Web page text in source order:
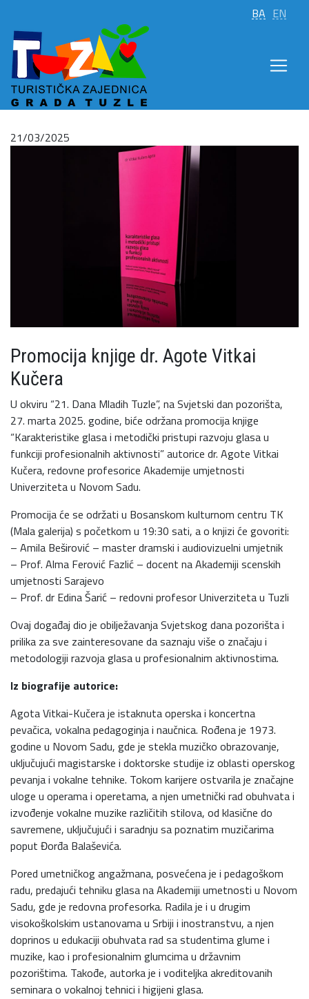
BA EN
21/03/2025
Promocija knjige dr. Agote Vitkai
Kučera
U okviru “21. Dana Mladih Tuzle”, na Svjetski dan pozorišta,
27. marta 2025. godine, biće održana promocija knjige
“Karakteristike glasa i metodički pristupi razvoju glasa u
funkciji profesionalnih aktivnosti” autorice dr. Agote Vitkai
Kučera, redovne profesorice Akademije umjetnosti
Univerziteta u Novom Sadu.
Promocija će se održati u Bosanskom kulturnom centru TK
(Mala galerija) s početkom u 19:30 sati, a o knjizi će govoriti:
– Amila Beširović – master dramski i audiovizuelni umjetnik
– Prof. Alma Ferović Fazlić – docent na Akademiji scenskih
umjetnosti Sarajevo
– Prof. dr Edina Šarić – redovni profesor Univerziteta u Tuzli
Ovaj događaj dio je obilježavanja Svjetskog dana pozorišta i
prilika za sve zainteresovane da saznaju više o značaju i
metodologiji razvoja glasa u profesionalnim aktivnostima.
Iz biografije autorice:
Agota Vitkai-Kučera je istaknuta operska i koncertna
pevačica, vokalna pedagoginja i naučnica. Rođena je 1973.
godine u Novom Sadu, gde je stekla muzičko obrazovanje,
uključujući magistarske i doktorske studije iz oblasti operskog
pevanja i vokalne tehnike. Tokom karijere ostvarila je značajne
uloge u operama i operetama, a njen umetnički rad obuhvata i
izvođenje vokalne muzike različitih stilova, od klasične do
savremene, uključujući i saradnju sa poznatim muzičarima
poput Đorđa Balaševića.
Pored umetničkog angažmana, posvećena je i pedagoškom
radu, predajući tehniku glasa na Akademiji umetnosti u Novom
Sadu, gde je redovna profesorka. Radila je i u drugim
visokoškolskim ustanovama u Srbiji i inostranstvu, a njen
doprinos u edukaciji obuhvata rad sa studentima glume i
muzike, kao i profesionalnim glumcima u državnim
pozorištima. Takođe, autorka je i voditeljka akreditovanih
seminara o vokalnoj tehnici i higijeni glasa.